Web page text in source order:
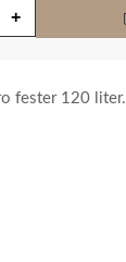
fester 120 liter.